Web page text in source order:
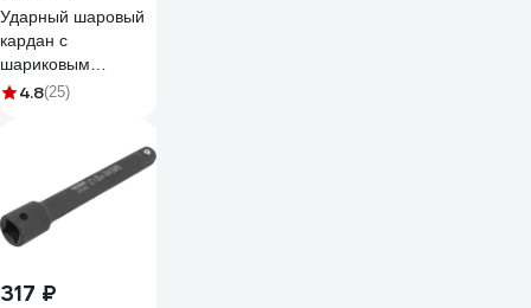
Ударный шаровый
кардан с
шариковым
фиксатором 1/2"
4.8(25)
317 ₽